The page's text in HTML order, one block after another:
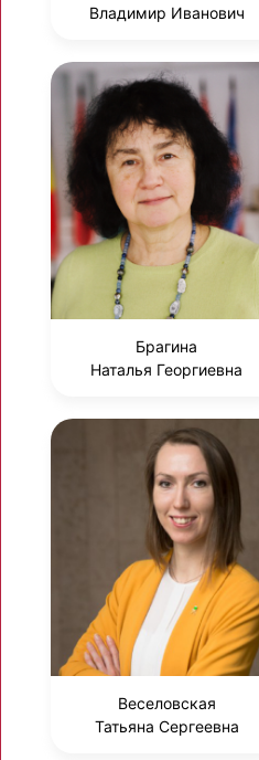
Владимир Иванович
Брагина
Наталья Георгиевна
Веселовская
Татьяна Сергеевна